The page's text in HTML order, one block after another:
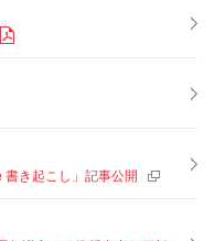
き起こし」記事公開